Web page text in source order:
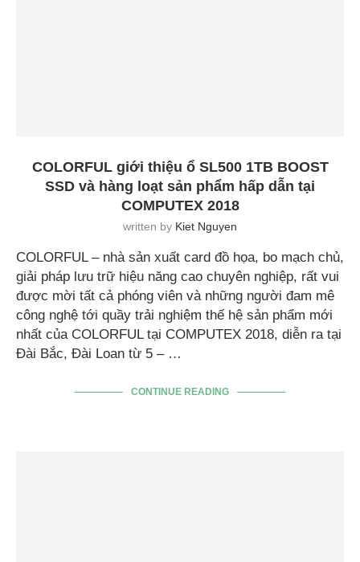
COLORFUL giới thiệu ổ SL500 1TB BOOST
SSD và hàng loạt sản phẩm hấp dẫn tại
COMPUTEX 2018
written by Kiet Nguyen
COLORFUL – nhà sản xuất card đồ họa, bo mạch chủ,
giải pháp lưu trữ hiệu năng cao chuyên nghiệp, rất vui
được mời tất cả phóng viên và những người đam mê
công nghệ tới quầy trải nghiệm thế hệ sản phẩm mới
nhất của COLORFUL tại COMPUTEX 2018, diễn ra tại
Đài Bắc, Đài Loan từ 5 – …
CONTINUE READING